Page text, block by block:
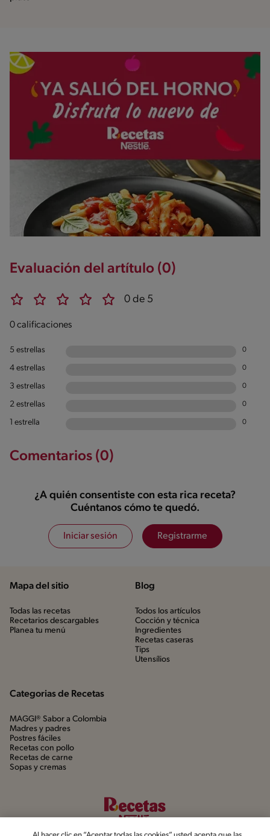
Evaluación del artítulo (0)
0 de 5
0 calificaciones
5 estrellas 0
4 estrellas 0
3 estrellas 0
2 estrellas 0
1 estrella 0
Comentarios (0)
¿A quién consentiste con esta rica receta?
Cuéntanos cómo te quedó.
Iniciar sesión Registrarme
Mapa del sitio
Todas las recetas
Recetarios descargables
Planea tu menú
Blog
Todos los artículos
Cocción y técnica
Ingredientes
Recetas caseras
Tips
Utensílios
Categorias de Recetas
MAGGI® Sabor a Colombia
Madres y padres
Postres fáciles
Recetas con pollo
Recetas de carne
Sopas y cremas